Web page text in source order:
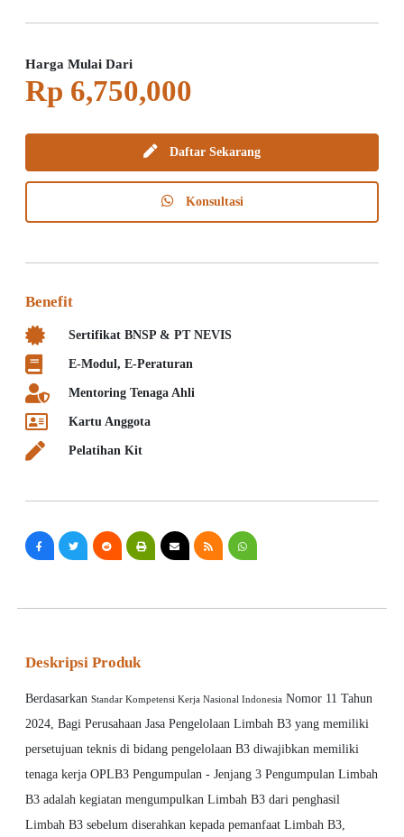
Harga Mulai Dari
Rp 6,750,000
Daftar Sekarang
Konsultasi
Benefit
Sertifikat BNSP & PT NEVIS
E-Modul, E-Peraturan
Mentoring Tenaga Ahli
Kartu Anggota
Pelatihan Kit
Deskripsi Produk
Berdasarkan Standar Kompetensi Kerja Nasional IndonesiaNomor 11 Tahun
2024, Bagi Perusahaan Jasa Pengelolaan Limbah B3 yang memiliki
persetujuan teknis di bidang pengelolaan B3 diwajibkan memiliki
tenaga kerja OPLB3 Pengumpulan - Jenjang 3 Pengumpulan Limbah
B3 adalah kegiatan mengumpulkan Limbah B3 dari penghasil
Limbah B3 sebelum diserahkan kepada pemanfaat Limbah B3,